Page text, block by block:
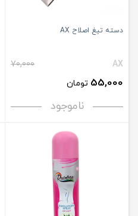
دسته تیغ اصلاح AX
AX
70,000
55,000 تومان
ناموجود